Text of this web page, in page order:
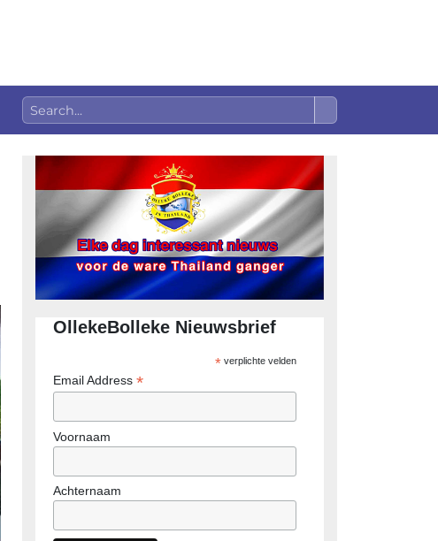
OllekeBolleke Nieuwsbrief
*verplichte velden
Email Address *
Voornaam
Achternaam